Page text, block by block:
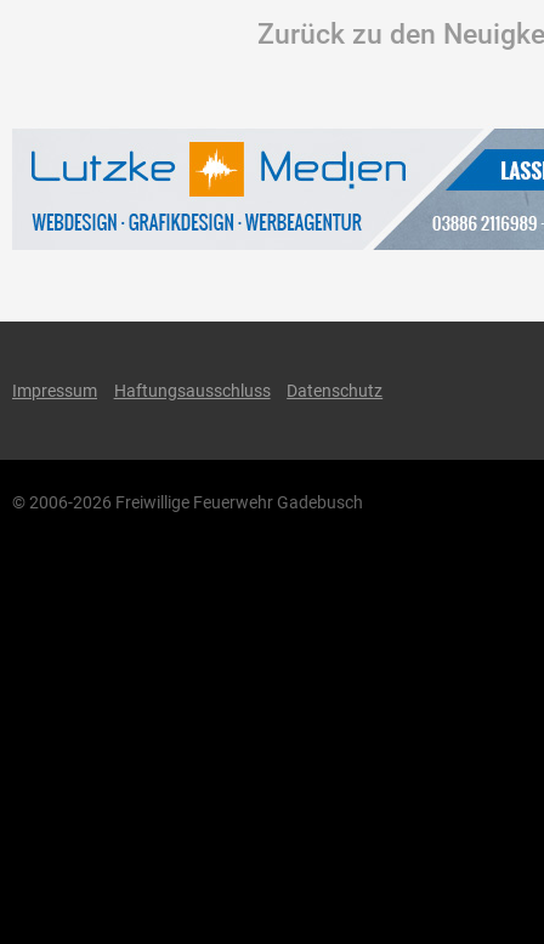
Zurück zu den
Impressum Haftungsausschluss Datenschutz
© 2006-2026 Freiwillige Feuerwehr Gadebusch